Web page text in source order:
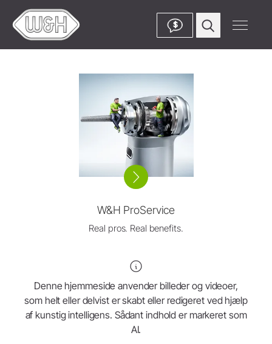
$
W&H ProService
Real pros. Real benefits.
Denne hjemmeside anvender billeder og videoer,
som helt eller delvist er skabt eller redigeret ved hjælp
af kunstig intelligens. Sådant indhold er markeret som
AI.